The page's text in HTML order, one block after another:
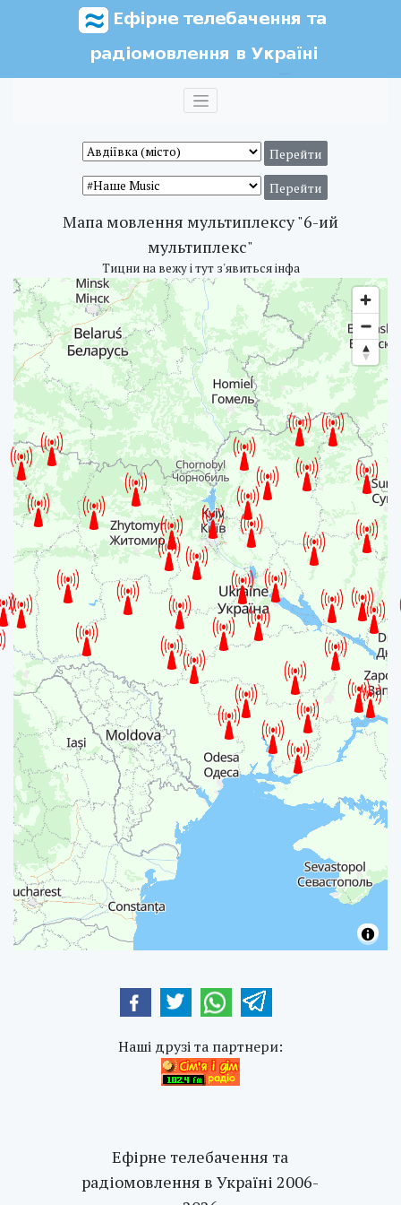
Мапа мовлення мультиплексу "6-ий
мультиплекс"
Тицни на вежу і тут з'явиться інфа
Наші друзі та партнери:
Ефірне телебачення та
радіомовлення в Україні 2006-